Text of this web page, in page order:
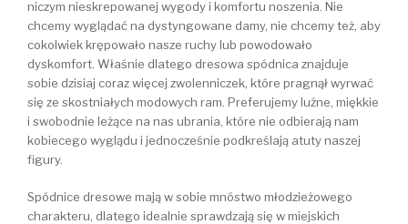
niczym nieskrepowanej wygody i komfortu noszenia. Nie
chcemy wyglądać na dystyngowane damy, nie chcemy też, aby
cokolwiek krępowało nasze ruchy lub powodowało
dyskomfort. Właśnie dlatego dresowa spódnica znajduje
sobie dzisiaj coraz więcej zwolenniczek, które pragnął wyrwać
się ze skostniałych modowych ram. Preferujemy luźne, miękkie
i swobodnie leżące na nas ubrania, które nie odbierają nam
kobiecego wyglądu i jednocześnie podkreślają atuty naszej
figury.
Spódnice dresowe mają w sobie mnóstwo młodzieżowego
charakteru, dlatego idealnie sprawdzają się w miejskich